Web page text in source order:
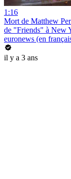
1:16
Mort de Matthew
de "Friends" à New
euronews (en
il y a 3 ans